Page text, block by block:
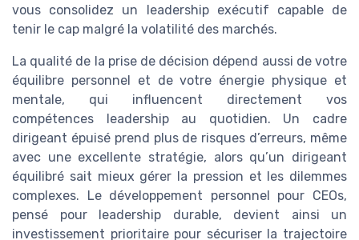
vous consolidez un leadership exécutif capable de
tenir le cap malgré la volatilité des marchés.
La qualité de la prise de décision dépend aussi de votre
équilibre personnel et de votre énergie physique et
mentale, qui influencent directement vos
compétences leadership au quotidien. Un cadre
dirigeant épuisé prend plus de risques d’erreurs, même
avec une excellente stratégie, alors qu’un dirigeant
équilibré sait mieux gérer la pression et les dilemmes
complexes. Le développement personnel pour CEOs,
pensé pour leadership durable, devient ainsi un
investissement prioritaire pour sécuriser la trajectoire